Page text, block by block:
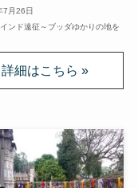
ーゴリ
7月26日
ンド遠征～ブッダゆかりの地を